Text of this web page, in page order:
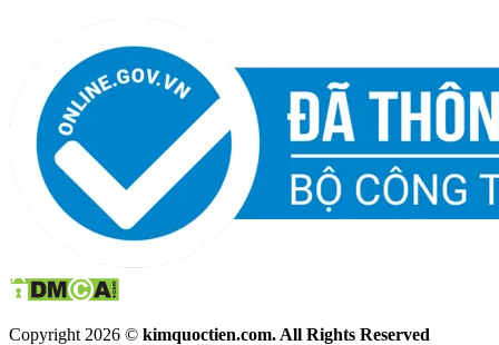
Copyright 2026 © kimquoctien.com. All Rights Reserved